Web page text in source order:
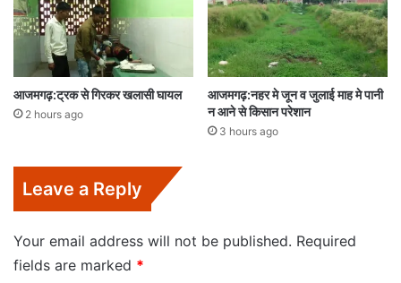
आजमगढ़:ट्रक से गिरकर खलासी घायल
2 hours ago
आजमगढ़:नहर मे जून व जुलाई माह मे पानी
न आने से किसान परेशान
3 hours ago
Leave a Reply
Your email address will not be published. Required
fields are marked *